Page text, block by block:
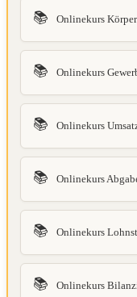
📚 Onlinekurs
📚 Onlinekurs
📚 Onlinekurs
📚 Onlinekurs
📚 Onlinekurs
📚 Onlinekurs